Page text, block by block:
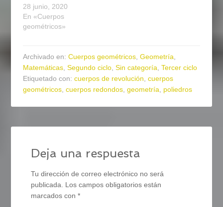
28 junio, 2020
En «Cuerpos
geométricos»
Archivado en:Cuerpos geométricos,Geometría,
Matemáticas,Segundo ciclo,Sin categoría,Tercer ciclo
Etiquetado con:cuerpos de revolución,cuerpos
geométricos,cuerpos redondos,geometría, poliedros
Deja una respuesta
Tu dirección de correo electrónico no será
publicada. Los campos obligatorios están
marcados con*